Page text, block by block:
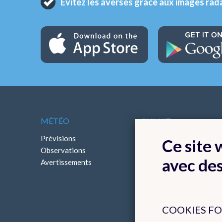
MÉTÉO
Prévisions
Observations
Avertissements
CLIMAT
Cartes climatologiques
Bilans climatologiques
Ce site
avec
COOKIES